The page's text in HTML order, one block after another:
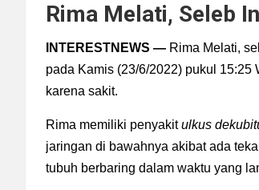
Rima Melati, Seleb
INTERESTNEWS — Rima Melati,
pada Kamis (23/6/2022) pukul 15:25
karena sakit.
Rima memiliki penyakitulkus
jaringan di bawahnya akibat ada
tubuh berbaring dalam waktu yang